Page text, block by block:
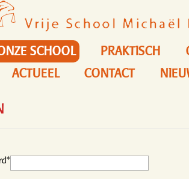
SCHOOL PRAKTISCH
ACTUEEL CONTACT